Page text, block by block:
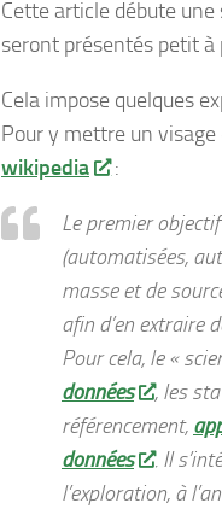
Cette article débute
seront présentés petit
Cela impose quelques
Pour y mettre un
wikipedia
:
Le premier
(automatisées,
masse et de
afin d’en extraire
Pour cela, le «
données
, les
référencement,
données
. Il
l’exploration, à